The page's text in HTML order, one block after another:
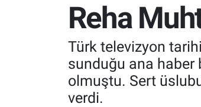
Reha
Türk televizyon
sunduğu ana haber
olmuştu. Sert
verdi.
Ekonomi
Magazin
İstanbul Namaz Vakitleri
Trafik Durumu
Süper Lig Puan Durumu ve Fikstür
Tüm Manşetler